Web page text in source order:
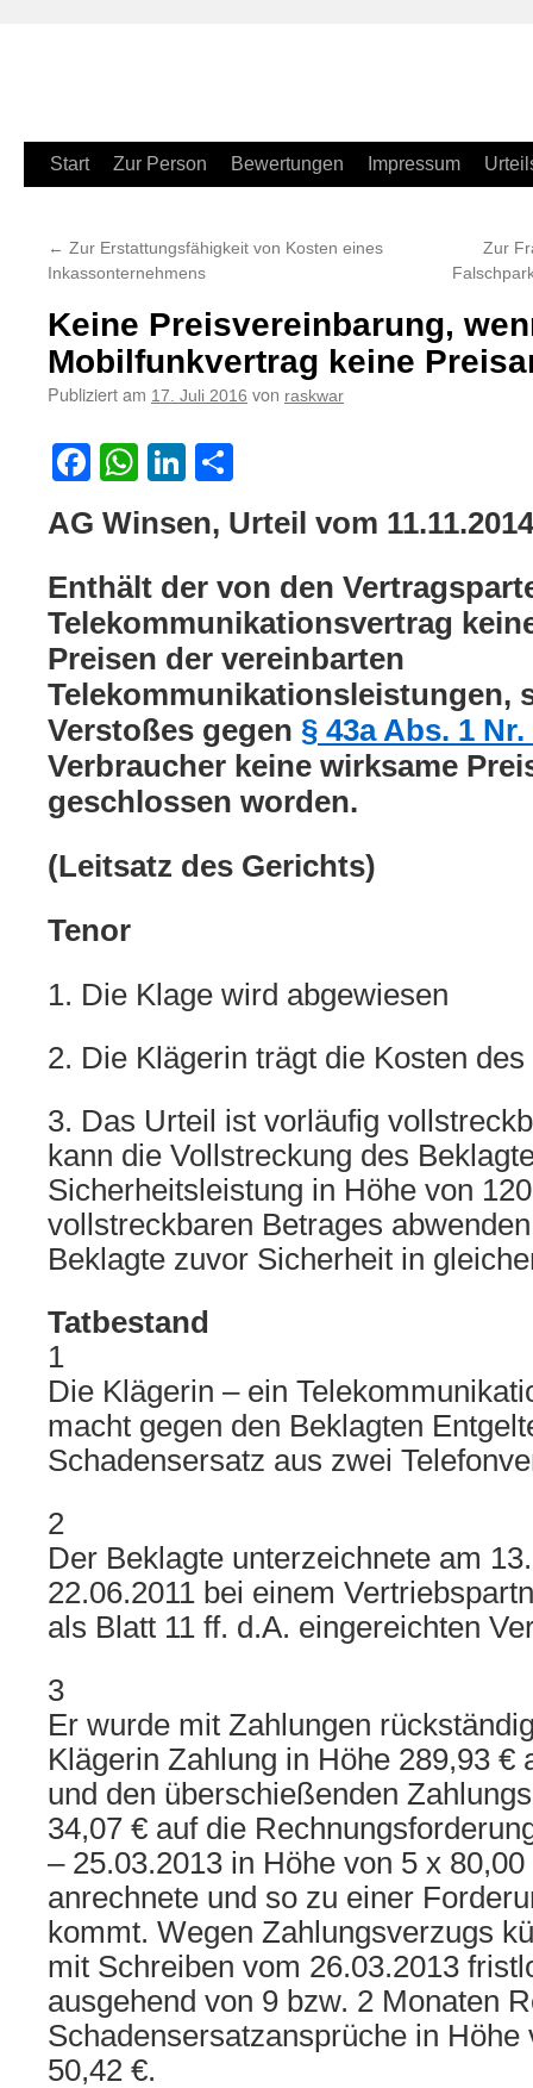
Zum
springen
Start Zur Person Bewertungen Impressum
← Zur Erstattungsfähigkeit von Kosten eines
Inkassonternehmens
Zur
Keine Preisvereinbarung,
Mobilfunkvertrag keine
Publiziert am 17. Juli 2016 von raskwar
Facebook
WhatsApp
LinkedIn
AG Winsen, Urteil vom
Enthält der von den
Telekommunikationsvertrag
Preisen der vereinbarten
Telekommunikationsleistungen,
Verstoßes gegen § 43a Abs. 1
Verbraucher keine wirksame
geschlossen worden.
(Leitsatz des Gerichts)
Tenor
1. Die Klage wird abgewiesen
2. Die Klägerin trägt die Kosten
3. Das Urteil ist vorläufig
kann die Vollstreckung des
Sicherheitsleistung in Höhe von
vollstreckbaren Betrages
Beklagte zuvor Sicherheit in
Tatbestand
1
Die Klägerin – ein
macht gegen den Beklagten
Schadensersatz aus zwei
2
Der Beklagte unterzeichnete am
22.06.2011 bei einem
als Blatt 11 ff. d.A. eingereichten
3
Er wurde mit Zahlungen
Klägerin Zahlung in Höhe 289,93 €
und den überschießenden
34,07 € auf die
– 25.03.2013 in Höhe von 5 x
anrechnete und so zu einer
kommt. Wegen Zahlungsverzugs
mit Schreiben vom 26.03.2013
ausgehend von 9 bzw. 2 Monaten
Schadensersatzansprüche in Höhe
50,42 €.